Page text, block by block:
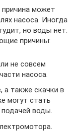
может
насоса. Иногда
но воды нет.
причины:
не совсем
насоса.
а также скачки в
могут стать
воды.